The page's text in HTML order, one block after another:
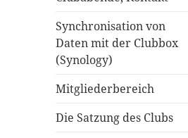
Synchronisation von
Daten mit der Clubbox
(Synology)
Mitgliederbereich
Die Satzung des Clubs